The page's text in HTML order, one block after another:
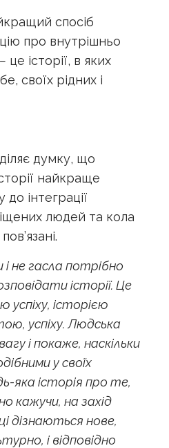
спосіб
про внутрішньо
– це історії, в яких
своїх рідних і
думку, що
найкраще
інтеграції
людей та кола
не гасла потрібно
історії. Це
успіху, історією
успіху. Людська
і покаже, наскільки
у своїх
яка історія про те,
кажучи, на захід
дізнаються нове,
і відповідно